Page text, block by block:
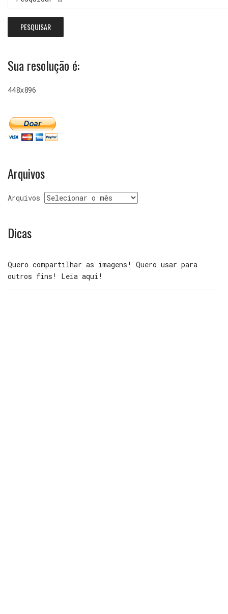
Sua resolução é:
448x896
Arquivos
Arquivos
Dicas
Quero compartilhar as imagens! Quero usar para
outros fins! Leia aqui!